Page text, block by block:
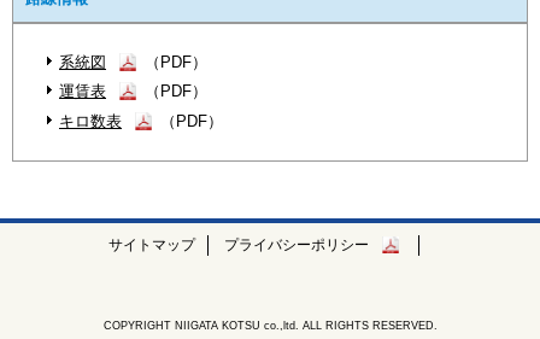
系統図
（PDF）
運賃表
（PDF）
キロ数表
（PDF）
サイトマップ プライバシーポリシー
COPYRIGHT NIIGATA KOTSU co.,ltd. ALL RIGHTS RESERVED.